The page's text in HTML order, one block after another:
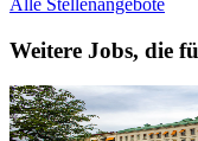
Alle Stellenangebote
Weitere Jobs, die